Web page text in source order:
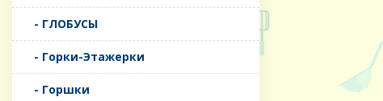
- ГЛОБУСЫ
- Горки-Этажерки
- Горшки